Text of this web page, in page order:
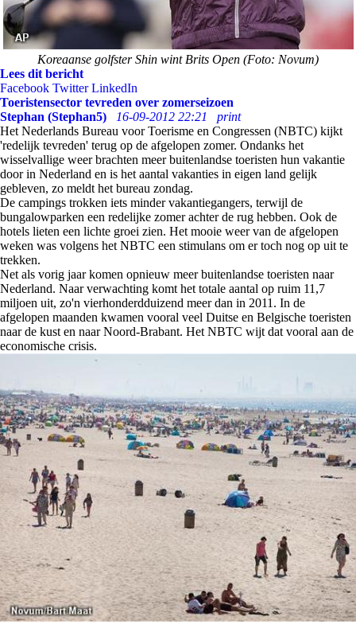
Koreaanse golfster Shin wint Brits Open (Foto: Novum)
Lees dit bericht
Facebook Twitter LinkedIn
Toeristensector tevreden over zomerseizoen
Stephan (Stephan5)
16-09-2012 22:21
print
Het Nederlands Bureau voor Toerisme en Congressen (NBTC) kijkt
'redelijk tevreden' terug op de afgelopen zomer. Ondanks het
wisselvallige weer brachten meer buitenlandse toeristen hun vakantie
door in Nederland en is het aantal vakanties in eigen land gelijk
gebleven, zo meldt het bureau zondag.
De campings trokken iets minder vakantiegangers, terwijl de
bungalowparken een redelijke zomer achter de rug hebben. Ook de
hotels lieten een lichte groei zien. Het mooie weer van de afgelopen
weken was volgens het NBTC een stimulans om er toch nog op uit te
trekken.
Net als vorig jaar komen opnieuw meer buitenlandse toeristen naar
Nederland. Naar verwachting komt het totale aantal op ruim 11,7
miljoen uit, zo'n vierhonderdduizend meer dan in 2011. In de
afgelopen maanden kwamen vooral veel Duitse en Belgische toeristen
naar de kust en naar Noord-Brabant. Het NBTC wijt dat vooral aan de
economische crisis.